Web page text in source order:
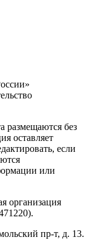
размещаются без
оставляет
если
или
организация
пр-т, д. 13.